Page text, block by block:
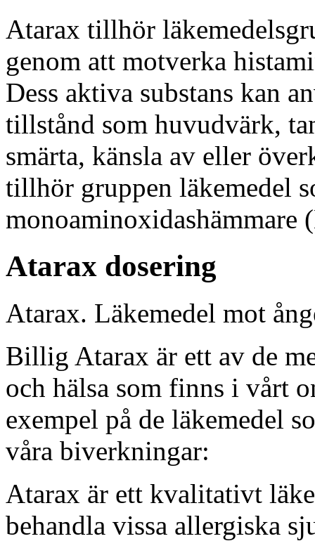
Atarax tillhör
genom att motverka
Dess aktiva substans kan
tillstånd som huvudvärk,
smärta, känsla av eller
tillhör gruppen läkemedel
monoaminoxidashämmare
Atarax dosering
Atarax. Läkemedel mot
Billig Atarax är ett av de
och hälsa som finns i vårt
exempel på de läkemedel
våra biverkningar:
Atarax är ett kvalitativt
behandla vissa allergiska